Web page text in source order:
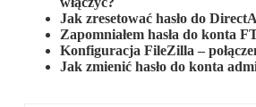
Jak zresetować hasło do
Zapomniałem hasła do konta
Konfiguracja FileZilla –
Jak zmienić hasło do konta